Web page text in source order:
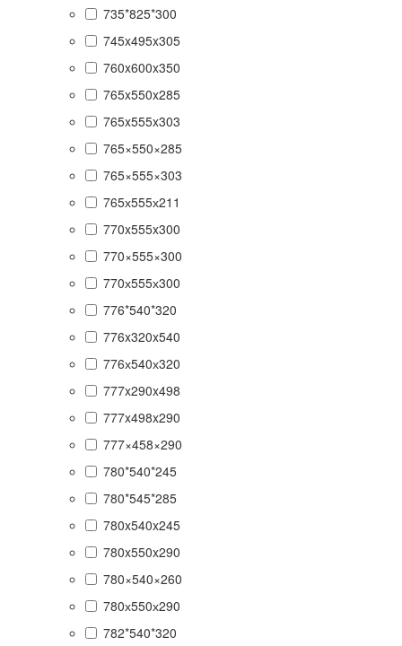
735*825*300
745x495x305
760x600x350
765x550x285
765x555x303
765×550×285
765×555×303
765х555х211
770x555x300
770×555×300
770х555х300
776*540*320
776x320x540
776х540х320
777x290x498
777x498x290
777×458×290
780*540*245
780*545*285
780x540x245
780x550x290
780×540×260
780х550х290
782*540*320